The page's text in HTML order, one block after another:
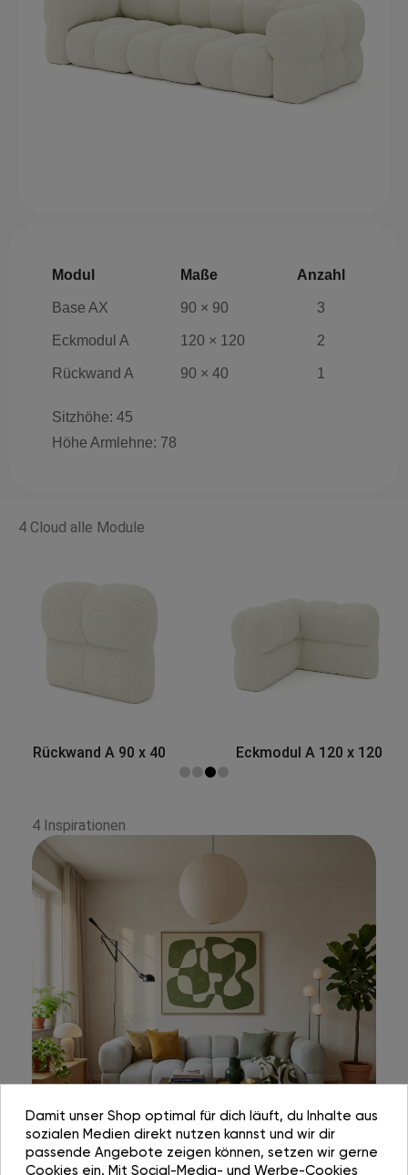
Modul Maße Anzahl
Base AX 90 × 90 3
Eckmodul A 120 × 120 2
Rückwand A 90 × 40 1
Sitzhöhe: 45
Höhe Armlehne: 78
4 Cloud alle Module
Rückwand A 90 x 40 Eckmodul A 120 x 120
4 Inspirationen
Damit unser Shop optimal für dich läuft, du Inhalte aus
sozialen Medien direkt nutzen kannst und wir dir
passende Angebote zeigen können, setzen wir gerne
Cookies ein. Mit Social-Media- und Werbe-Cookies